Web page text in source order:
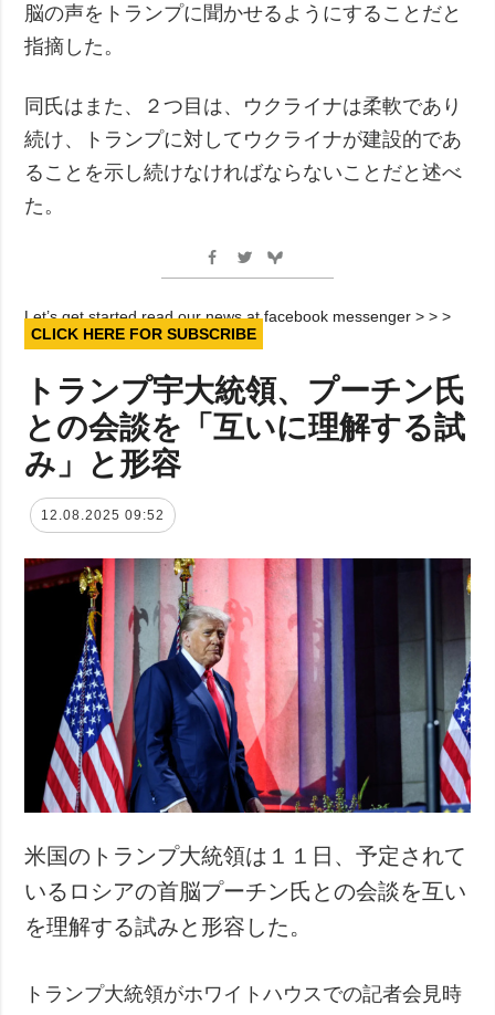
脳の声をトランプに聞かせるようにすることだと
指摘した。
同氏はまた、２つ目は、ウクライナは柔軟であり
続け、トランプに対してウクライナが建設的であ
ることを示し続けなければならないことだと述べ
た。
Let’s get started read our news at facebook messenger > > >
CLICK HERE FOR SUBSCRIBE
トランプ宇大統領、プーチン氏
との会談を「互いに理解する試
み」と形容
12.08.2025 09:52
米国のトランプ大統領は１１日、予定されて
いるロシアの首脳プーチン氏との会談を互い
を理解する試みと形容した。
トランプ大統領がホワイトハウスでの記者会見時